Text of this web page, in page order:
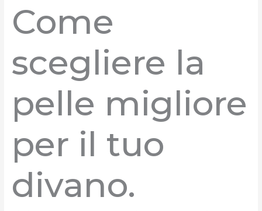
Come
scegliere la
pelle migliore
per il tuo
divano.